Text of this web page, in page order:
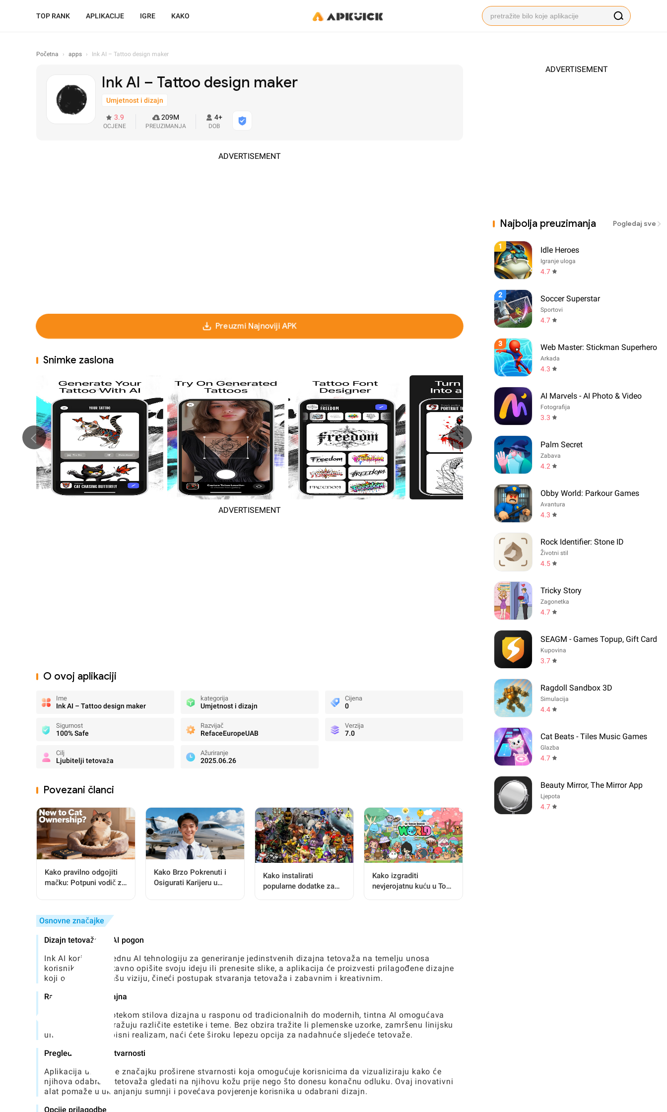
TOP RANK APLIKACIJE IGRE KAKO
Početna › apps › Ink AI – Tattoo design maker
Ink AI – Tattoo design maker
Umjetnost i dizajn
3.9
OCJENE
209M
PREUZIMANJA
4+
DOB
ADVERTISEMENT
Preuzmi Najnoviji APK
Snimke zaslona
ADVERTISEMENT
O ovoj aplikaciji
Ime
Ink AI – Tattoo design maker
kategorija
Umjetnost i dizajn
Cijena
0
Sigurnost
100% Safe
Razvijač
RefaceEuropeUAB
Verzija
7.0
Cilj
Ljubitelji tetovaža
Ažuriranje
2025.06.26
Povezani članci
Kako pravilno odgojiti
mačku: Potpuni vodič za
Kako Brzo Pokrenuti i
Osigurati Karijeru u
Kako instalirati
popularne dodatke za
Kako izgraditi
nevjerojatnu kuću u Toca
Osnovne značajke
Dizajn tetovaža na AI pogon
Ink AI koristi naprednu AI tehnologiju za generiranje jedinstvenih dizajna tetovaža na temelju unosa
korisnika. Jednostavno opišite svoju ideju ili prenesite slike, a aplikacija će proizvesti prilagođene dizajne
koji odražavaju vašu viziju, čineći postupak stvaranja tetovaža i zabavnim i kreativnim.
Raznoliki stilovi dizajna
S opsežnom bibliotekom stilova dizajna u rasponu od tradicionalnih do modernih, tintna AI omogućava
korisnicima da istražuju različite estetike i teme. Bez obzira tražite li plemenske uzorke, zamršenu linijsku
umjetnost ili živopisni realizam, naći ćete široku lepezu opcija za nadahnuće sljedeće tetovaže.
Pregled proširene stvarnosti
Aplikacija uključuje značajku proširene stvarnosti koja omogućuje korisnicima da vizualiziraju kako će
njihova odabrana tetovaža gledati na njihovu kožu prije nego što donesu konačnu odluku. Ovaj inovativni
alat pomaže u uklanjanju sumnji i povećava povjerenje korisnika u odabrani dizajn.
Opcije prilagodbe
ADVERTISEMENT
Najbolja preuzimanja Pogledaj sve
1 Idle Heroes
Igranje uloga
4.7
2 Soccer Superstar
Sportovi
4.7
3 Web Master: Stickman Superhero
Arkada
4.3
AI Marvels - AI Photo & Video
Fotografija
3.3
Palm Secret
Zabava
4.2
Obby World: Parkour Games
Avantura
4.3
Rock Identifier: Stone ID
Životni stil
4.5
Tricky Story
Zagonetka
4.7
SEAGM - Games Topup, Gift Card
Kupovina
3.7
Ragdoll Sandbox 3D
Simulacija
4.4
Cat Beats - Tiles Music Games
Glazba
4.7
Beauty Mirror, The Mirror App
Ljepota
4.7